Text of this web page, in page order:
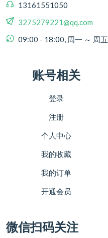
13161551050
3275279221@qq.com
09:00 - 18:00, 周一 ～ 周五
账号相关
登录
注册
个人中心
我的收藏
我的订单
开通会员
微信扫码关注